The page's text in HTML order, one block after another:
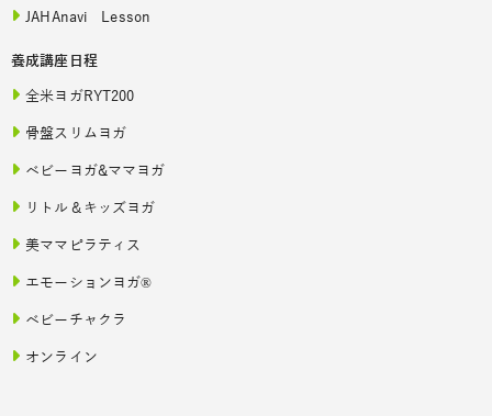
JAHAnavi Lesson
養成講座日程
全米ヨガRYT200
骨盤スリムヨガ
ベビーヨガ&ママヨガ
リトル＆キッズヨガ
美ママピラティス
エモーションヨガ®
ベビーチャクラ
オンライン